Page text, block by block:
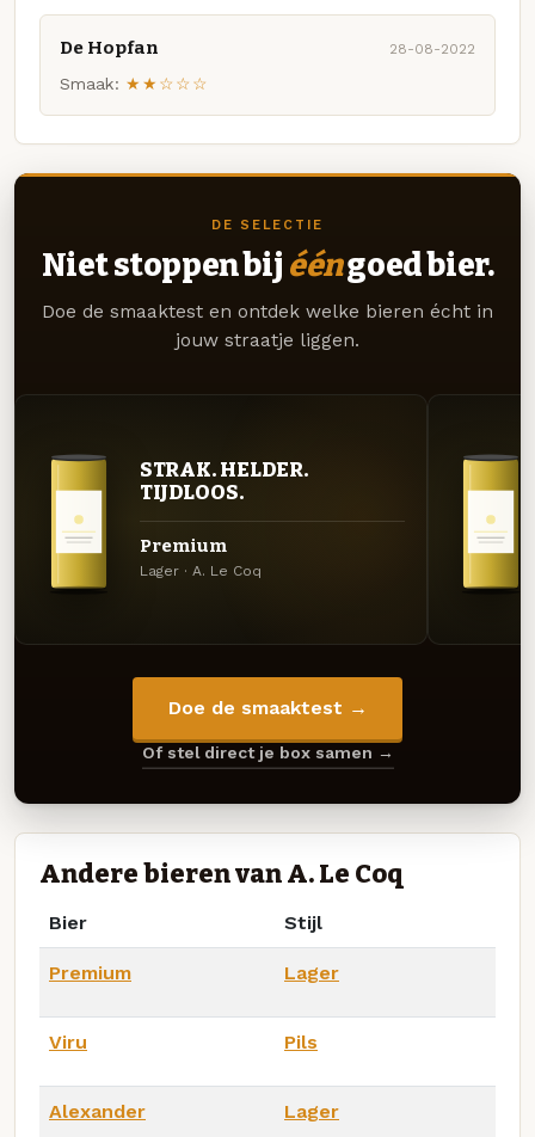
De Hopfan 28-08-2022
Smaak: ★★☆☆☆
DE SELECTIE
Niet stoppen bij ééngoed bier.
Doe de smaaktest en ontdek welke bieren écht in
jouw straatje liggen.
STRAK. HELDER.
TIJDLOOS.
Premium
Lager · A. Le Coq
Doe de smaaktest →
Of stel direct je box samen →
Andere bieren van A. Le Coq
Bier Stijl
Premium Lager
Viru Pils
Alexander Lager